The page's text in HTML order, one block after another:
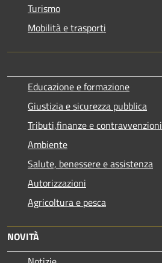
Turismo
Mobilità e trasporti
Educazione e formazione
Giustizia e sicurezza pubblica
Tributi,finanze e contravvenzioni
Ambiente
Salute, benessere e assistenza
Autorizzazioni
Agricoltura e pesca
NOVITÀ